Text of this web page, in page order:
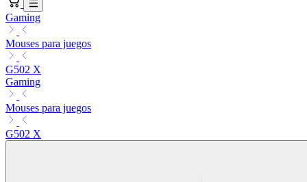
Gaming
Mouses para juegos
G502 X
Gaming
Mouses para juegos
G502 X